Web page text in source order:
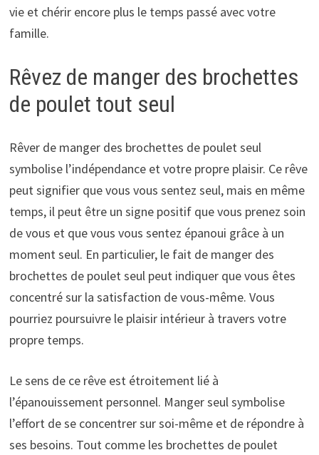
vie et chérir encore plus le temps passé avec votre
famille.
Rêvez de manger des brochettes
de poulet tout seul
Rêver de manger des brochettes de poulet seul
symbolise l’indépendance et votre propre plaisir. Ce rêve
peut signifier que vous vous sentez seul, mais en même
temps, il peut être un signe positif que vous prenez soin
de vous et que vous vous sentez épanoui grâce à un
moment seul. En particulier, le fait de manger des
brochettes de poulet seul peut indiquer que vous êtes
concentré sur la satisfaction de vous-même. Vous
pourriez poursuivre le plaisir intérieur à travers votre
propre temps.
Le sens de ce rêve est étroitement lié à
l’épanouissement personnel. Manger seul symbolise
l’effort de se concentrer sur soi-même et de répondre à
ses besoins. Tout comme les brochettes de poulet